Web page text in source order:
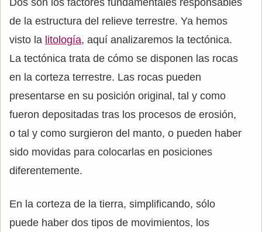
de la estructura del relieve terrestre. Ya hemos
visto la litología, aquí analizaremos la tectónica.
La tectónica trata de cómo se disponen las rocas
en la corteza terrestre. Las rocas pueden
presentarse en su posición original, tal y como
fueron depositadas tras los procesos de erosión,
o tal y como surgieron del manto, o pueden haber
sido movidas para colocarlas en posiciones
diferentemente.
En la corteza de la tierra, simplificando, sólo
puede haber dos tipos de movimientos, los